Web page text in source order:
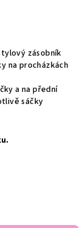
zásobník
na procházkách
a na přední
sáčky